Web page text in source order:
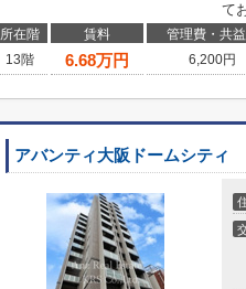
て
所在階 賃料 管理費・共
13階
6.68万円 6,200円
アバンティ大阪ドームシティ